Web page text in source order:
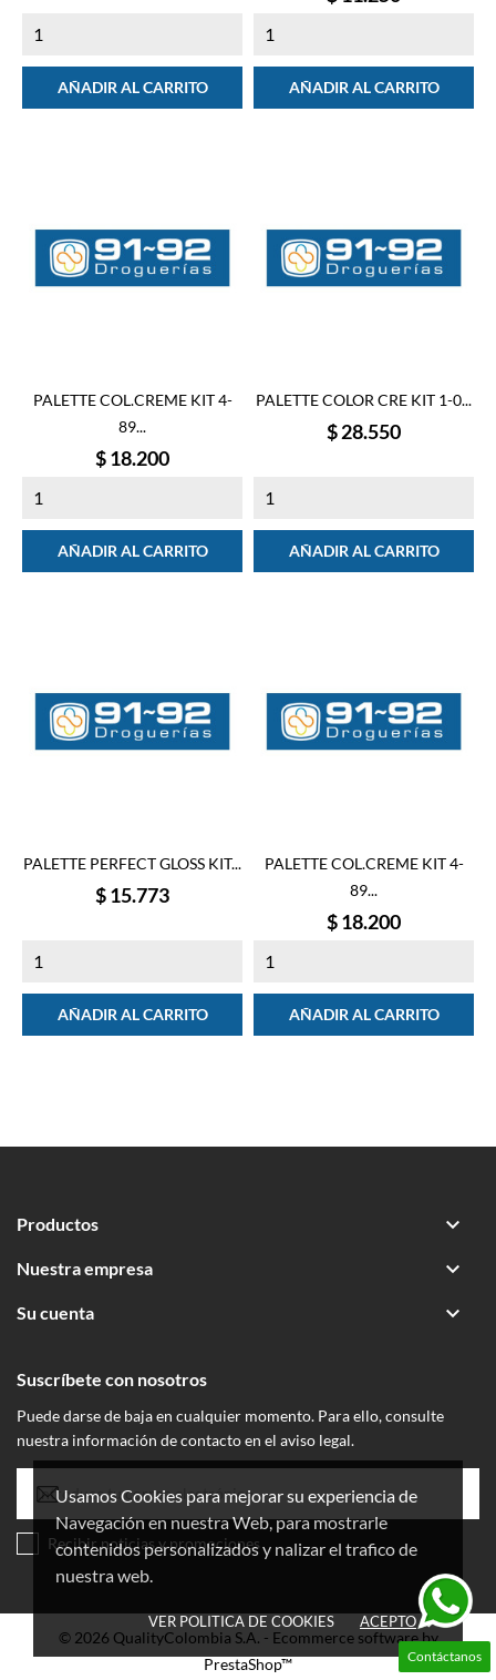
Usamos Cookies para mejorar su experiencia de
Navegación en nuestra Web, para mostrarle
contenidos personalizados y nalizar el trafico de
nuestra web.
VER POLITICA DE COOKIES ACEPTO done
AÑADIR AL CARRITO AÑADIR AL CARRITO
PALETTE COL.CREME KIT 4-
89...
Precio
$ 18.200
AÑADIR AL CARRITO
PALETTE COLOR CRE KIT 1-0...
Precio
$ 28.550
AÑADIR AL CARRITO
PALETTE PERFECT GLOSS KIT...
Precio
$ 15.773
AÑADIR AL CARRITO
PALETTE COL.CREME KIT 4-
89...
Precio
$ 18.200
AÑADIR AL CARRITO
Productos 
Nuestra empresa 
Su cuenta 
Contáctanos
Suscríbete con nosotros
Puede darse de baja en cualquier momento. Para ello, consulte
nuestra información de contacto en el aviso legal.
Recibir noticias y promociones
© 2026 QualityColombia S.A. - Ecommerce software by
PrestaShop™